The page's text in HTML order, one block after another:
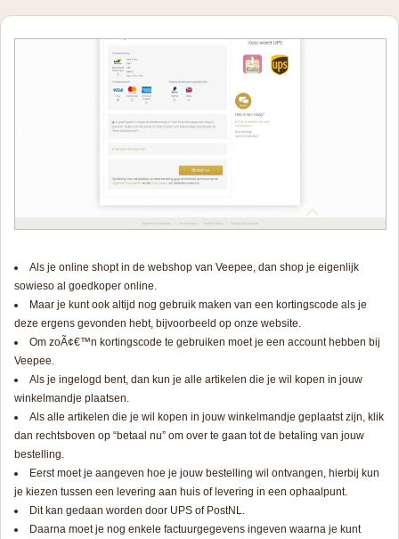
Als je online shopt in de webshop van Veepee, dan shop je eigenlijk
sowieso al goedkoper online.
Maar je kunt ook altijd nog gebruik maken van een kortingscode als je
deze ergens gevonden hebt, bijvoorbeeld op onze website.
Om zoÃ¢€™n kortingscode te gebruiken moet je een account hebben bij
Veepee.
Als je ingelogd bent, dan kun je alle artikelen die je wil kopen in jouw
winkelmandje plaatsen.
Als alle artikelen die je wil kopen in jouw winkelmandje geplaatst zijn, klik
dan rechtsboven op “betaal nu” om over te gaan tot de betaling van jouw
bestelling.
Eerst moet je aangeven hoe je jouw bestelling wil ontvangen, hierbij kun
je kiezen tussen een levering aan huis of levering in een ophaalpunt.
Dit kan gedaan worden door UPS of PostNL.
Daarna moet je nog enkele factuurgegevens ingeven waarna je kunt